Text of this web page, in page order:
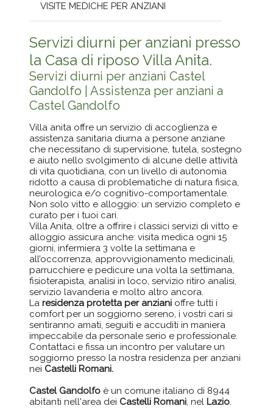
VISITE MEDICHE PER ANZIANI
Servizi diurni per anziani presso
la Casa di riposo Villa Anita.
Servizi diurni per anziani Castel
Gandolfo | Assistenza per anziani a
Castel Gandolfo
Villa anita offre un servizio di accoglienza e
assistenza sanitaria diurna a persone anziane
che necessitano di supervisione, tutela, sostegno
e aiuto nello svolgimento di alcune delle attività
di vita quotidiana, con un livello di autonomia
ridotto a causa di problematiche di natura fisica,
neurologica e/o cognitivo-comportamentale.
Non solo vitto e alloggio: un servizio completo e
curato per i tuoi cari.
Villa Anita, oltre a offrire i classici servizi di vitto e
alloggio assicura anche: visita medica ogni 15
giorni, infermiera 3 volte la settimana e
all’occorrenza, approvvigionamento medicinali,
parrucchiere e pedicure una volta la settimana,
fisioterapista, analisi in loco, servizio ritiro analisi,
servizio lavanderia e molto altro ancora.
Laresidenza protetta per anziani offre tutti i
comfort per un soggiorno sereno, i vostri cari si
sentiranno amati, seguiti e accuditi in maniera
impeccabile da personale serio e professionale.
Contattaci e fissa un incontro per valutare un
soggiorno presso la nostra residenza per anziani
nei Castelli Romani.
Castel Gandolfo è un comune italiano di 8944
abitanti nell'area dei Castelli Romani, nel Lazio.